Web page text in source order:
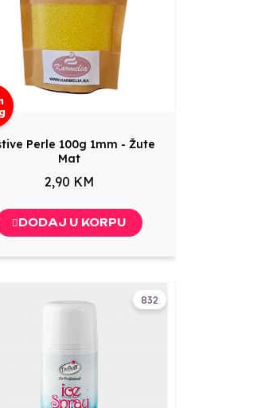
Perle 100g 1mm - Žute
Mat
2,90 KM
DODAJ U KORPU
832